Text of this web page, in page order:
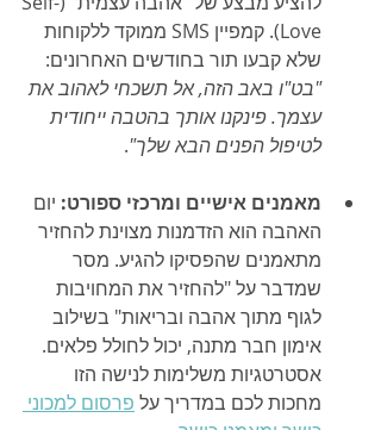
Love). קמפיין SMS ממוקד ללקוחות
שלא קבעו תור בחודשים האחרונים:
"בט"ו באב הזה, אל תשכחי לאהוב את
עצמך. פינקנו אותך בהטבה ייחודית
לטיפול הפנים הבא שלך".
מאמנים אישיים ומרכזי ספורט: יום
האהבה הוא הזדמנות מצוינת להחזיר
מתאמנים שהפסיקו להגיע. מסר
שמדבר על "להחזיר את המחויבות
לגוף מתוך אהבה ובריאות" בשילוב
אימון חבר מתנה, יכול לחולל פלאים.
אסטרטגיות משלימות לנישה הזו
מחכות לכם במדריך על פרסום למכוני